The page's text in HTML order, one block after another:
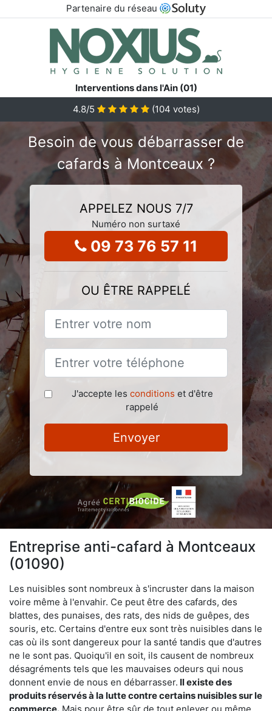
Partenaire du réseau
Interventions dans l'Ain (01)
4.8/5 (104 votes)
Besoin de vous débarrasser de
cafards à Montceaux ?
APPELEZ NOUS 7/7
Numéro non surtaxé
09 73 76 57 11
OU ÊTRE RAPPELÉ
J'accepte les conditions et d'être
rappelé
Envoyer
Entreprise anti-cafard à Montceaux
(01090)
Les nuisibles sont nombreux à s'incruster dans la maison
voire même à l'envahir. Ce peut être des cafards, des
blattes, des punaises, des rats, des nids de guêpes, des
souris, etc. Certains d'entre eux sont très nuisibles dans le
cas où ils sont dangereux pour la santé tandis que d'autres
ne le sont pas. Quoiqu'il en soit, ils causent de nombreux
désagréments tels que les mauvaises odeurs qui nous
donnent envie de nous en débarrasser. Il existe des
produits réservés à la lutte contre certains nuisibles sur le